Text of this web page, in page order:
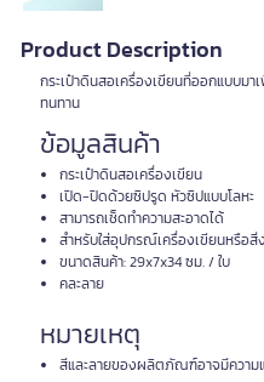
Product Description
กระเป๋าดินสอเครื่องเขียนที่ออกแบบม
ทนทาน
ข้อมูลสินค้า
กระเป๋าดินสอเครื่องเขียน
เปิด-ปิดด้วยซิปรูด หัวซิปแบบโลหะ
สามารถเช็ดทำความสะอาดได้
สำหรับใส่อุปกรณ์เครื่องเขียนหรือสิ่
ขนาดสินค้า: 29x7x34 ซม. / ใบ
คละลาย
หมายเหตุ
สีและลายของผลิตภัณฑ์อาจมีความ